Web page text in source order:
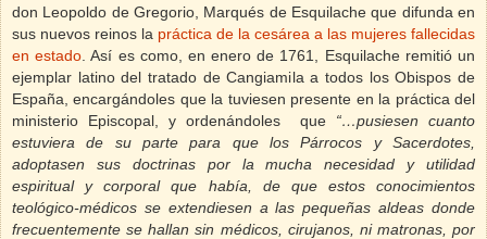
don Leopoldo de Gregorio, Marqués de Esquilache que difunda en
sus nuevos reinos la práctica de la cesárea a las mujeres fallecidas
en estado . Así es como, en enero de 1761, Esquilache remitió un
ejemplar latino del tratado de Cangiamila a todos los Obispos de
España, encargándoles que la tuviesen presente en la práctica del
ministerio Episcopal, y ordenándoles
que “…pusiesen cuanto
estuviera de su parte para que los Párrocos y Sacerdotes,
adoptasen sus doctrinas por la mucha necesidad y utilidad
espiritual y corporal que había, de que estos conocimientos
teológico-médicos se extendiesen a las pequeñas aldeas donde
frecuentemente se hallan sin médicos, cirujanos, ni matronas, por